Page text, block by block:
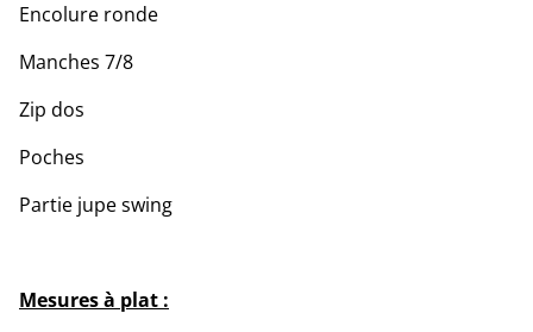
Encolure ronde
Manches 7/8
Zip dos
Poches
Partie jupe swing
Mesures à plat :